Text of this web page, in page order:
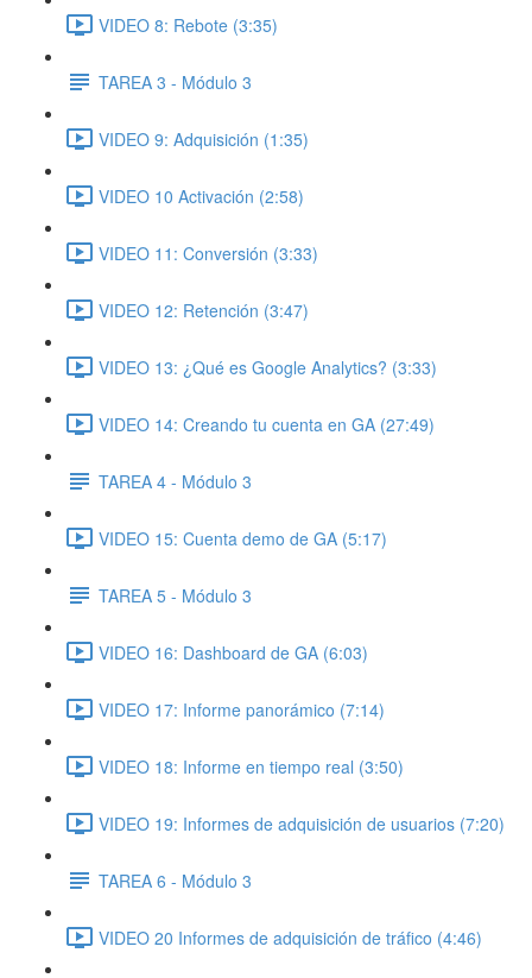
VIDEO 8: Rebote (3:35)
TAREA 3 - Módulo 3
VIDEO 9: Adquisición (1:35)
VIDEO 10 Activación (2:58)
VIDEO 11: Conversión (3:33)
VIDEO 12: Retención (3:47)
VIDEO 13: ¿Qué es Google Analytics? (3:33)
VIDEO 14: Creando tu cuenta en GA (27:49)
TAREA 4 - Módulo 3
VIDEO 15: Cuenta demo de GA (5:17)
TAREA 5 - Módulo 3
VIDEO 16: Dashboard de GA (6:03)
VIDEO 17: Informe panorámico (7:14)
VIDEO 18: Informe en tiempo real (3:50)
VIDEO 19: Informes de adquisición de usuarios (7:20)
TAREA 6 - Módulo 3
VIDEO 20 Informes de adquisición de tráfico (4:46)